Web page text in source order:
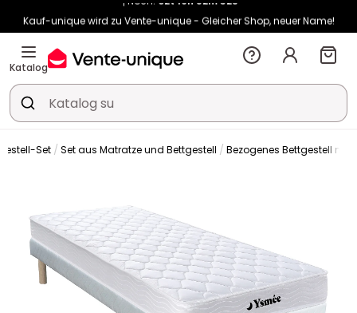
Kauf-unique wird zu Vente-unique - Gleicher Shop, neuer Name!
-10% ab 400€ mitHEAT10auf Vente-unique-Produkte
Noch:
Katalog
Set Set aus Matratze und Bettgestell Bezogenes Bettgestell mit